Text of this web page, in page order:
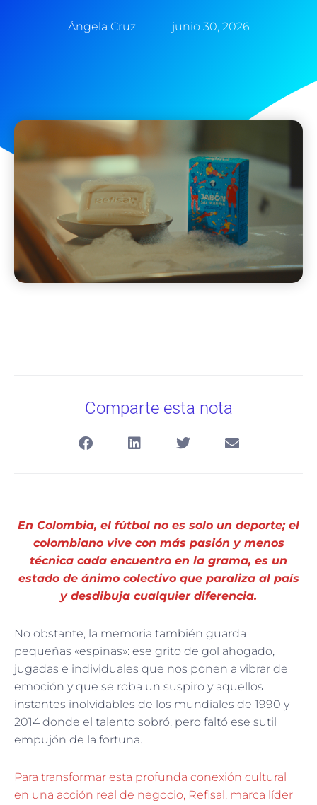
Ángela Cruz junio 30, 2026
Comparte esta nota
En Colombia, el fútbol no es solo un deporte; el
colombiano vive con más pasión y menos
técnica cada encuentro en la grama, es un
estado de ánimo colectivo que paraliza al país
y desdibuja cualquier diferencia.
No obstante, la memoria también guarda
pequeñas «espinas»: ese grito de gol ahogado,
jugadas e individuales que nos ponen a vibrar de
emoción y que se roba un suspiro y aquellos
instantes inolvidables de los mundiales de 1990 y
2014 donde el talento sobró, pero faltó ese sutil
empujón de la fortuna.
Para transformar esta profunda conexión cultural
en una acción real de negocio, Refisal, marca líder